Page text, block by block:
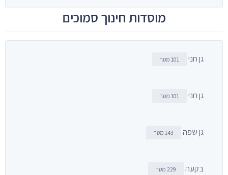
מוסדות חינוך סמוכים
גן חני 101 מטר
גן חני 101 מטר
גן שפה 143 מטר
בקעה 229 מטר